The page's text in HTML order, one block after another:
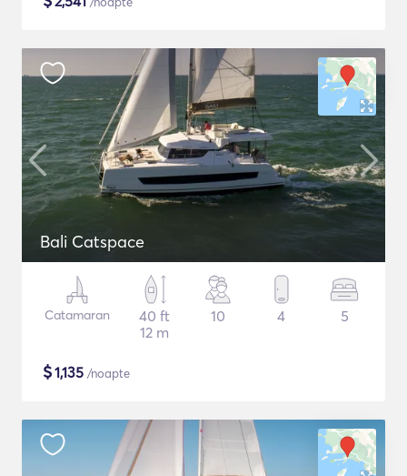
Bali Catspace
Catamaran
40 ft
12 m
10 4 5
$1,135 /noapte